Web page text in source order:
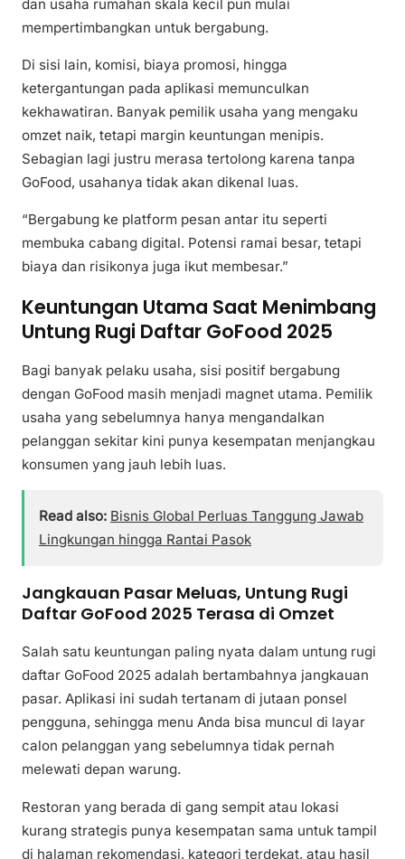
dan usaha rumahan skala kecil pun mulai
mempertimbangkan untuk bergabung.
Di sisi lain, komisi, biaya promosi, hingga
ketergantungan pada aplikasi memunculkan
kekhawatiran. Banyak pemilik usaha yang mengaku
omzet naik, tetapi margin keuntungan menipis.
Sebagian lagi justru merasa tertolong karena tanpa
GoFood, usahanya tidak akan dikenal luas.
“Bergabung ke platform pesan antar itu seperti
membuka cabang digital. Potensi ramai besar, tetapi
biaya dan risikonya juga ikut membesar.”
Keuntungan Utama Saat Menimbang
Untung Rugi Daftar GoFood 2025
Bagi banyak pelaku usaha, sisi positif bergabung
dengan GoFood masih menjadi magnet utama. Pemilik
usaha yang sebelumnya hanya mengandalkan
pelanggan sekitar kini punya kesempatan menjangkau
konsumen yang jauh lebih luas.
Read also: Bisnis Global Perluas Tanggung Jawab
Lingkungan hingga Rantai Pasok
Jangkauan Pasar Meluas, Untung Rugi
Daftar GoFood 2025 Terasa di Omzet
Salah satu keuntungan paling nyata dalam untung rugi
daftar GoFood 2025 adalah bertambahnya jangkauan
pasar. Aplikasi ini sudah tertanam di jutaan ponsel
pengguna, sehingga menu Anda bisa muncul di layar
calon pelanggan yang sebelumnya tidak pernah
melewati depan warung.
Restoran yang berada di gang sempit atau lokasi
kurang strategis punya kesempatan sama untuk tampil
di halaman rekomendasi, kategori terdekat, atau hasil